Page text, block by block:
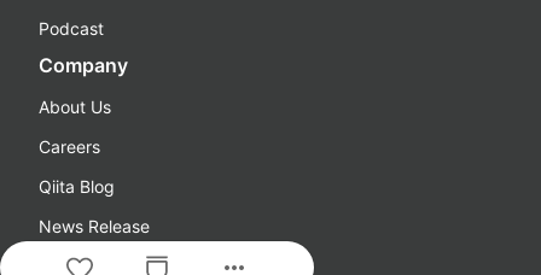
more_horiz
Podcast
Company
About Us
Careers
Qiita Blog
News Release